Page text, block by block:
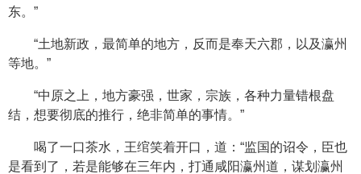
东。”
“土地新政，最简单的地方，反而是奉天六郡，以及瀛州
等地。”
“中原之上，地方豪强，世家，宗族，各种力量错根盘
结，想要彻底的推行，绝非简单的事情。”
喝了一口茶水，王绾笑着开口，道：“监国的诏令，臣也
是看到了，若是能够在三年内，打通咸阳瀛州道，谋划瀛州